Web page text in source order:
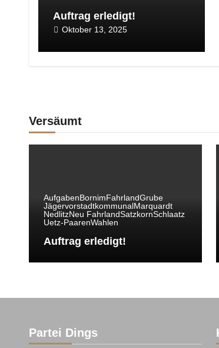
Auftrag erledigt!
Oktober 13, 2025
Versäumt
AufgabenBornimFahrlandGrube
JägervorstadtkommunalMarquardt
NedlitzNeu FahrlandSatzkornSchlaatz
Uetz-PaarenWahlen
Auftrag erledigt!
Partei Dings